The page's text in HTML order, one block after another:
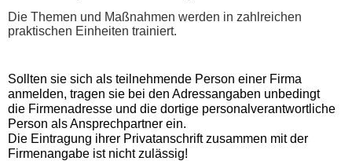
Die Themen und Maßnahmen werden in zahlreichen
praktischen Einheiten trainiert.
Sollten sie sich als teilnehmende Person einer Firma
anmelden, tragen sie bei den Adressangaben unbedingt
die Firmenadresse und die dortige personalverantwortliche
Person als Ansprechpartner ein.
Die Eintragung ihrer Privatanschrift zusammen mit der
Firmenangabe ist nicht zulässig!